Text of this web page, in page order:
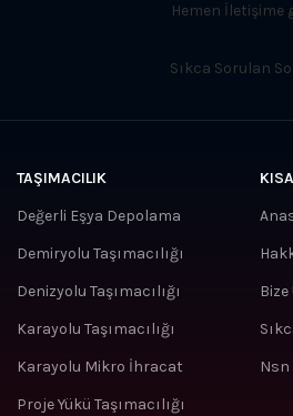
Hemen İletişime
Sıkca Sorulan
TAŞIMACILIK
Değerli Eşya Depolama
Demiryolu Taşımacılığı
Denizyolu Taşımacılığı
Karayolu Taşımacılığı
Karayolu Mikro İhracat
Proje Yükü Taşımacılığı
Bize
Nsn